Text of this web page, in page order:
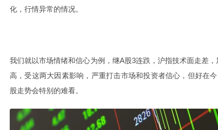
化，行情异常的情况。
我们就以市场情绪和信心为例，继A股3连跌，沪指技术面走差
高，受这两大因素影响，严重打击市场和投资者信心，但好在
股走势会特别的难看。